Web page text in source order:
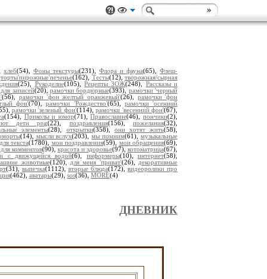
хлеб(54),Фоны текстуры(231),Флора и фауна(65),Флеш-
торты'пирожные'печенье(162), Тесты(12), творожная/сырная
(25), Рукоделие(105),Рецепты ЗОЖ(248), Рассказы и
записей(20), рамочки бордюрные(393), рамочки 'черный
(56),рамочки 'фон желтый оранжевый'(26), рамочки 'фон
фон'(70),рамочки 'Рождество'(65), рамочки 'осенний
рамочки 'зеленый фон'(114),рамочки 'весенний фон'(67),
(154), Приколы и юмор(71),Православие(46), пончики(2),
дети png(22), поздравления(156),пожелания(32),
элементы(28), открытки(358), они хотят жить(58),
(14), мысли вслух(203),мы помним(61),музыкальные
текста(1780), мои поздравления(59), мои обращения(69),
комментов(90), красота и здоровье(97), котоматрица(67),
с движущейся водой(6), информеры(10),интернет(58),
животные(120), для меня 'приват'(26), декоративные
(31), выпечка(1112), вторые блюда(172), видеоролики про
(462), аватары(29), sos(36), MORE(4)
ДНЕВНИК